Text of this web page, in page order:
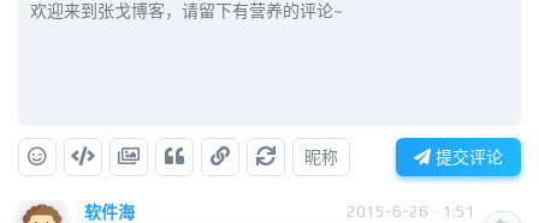
昵称 提交评论
软件海 2015-6-26 · 1:51